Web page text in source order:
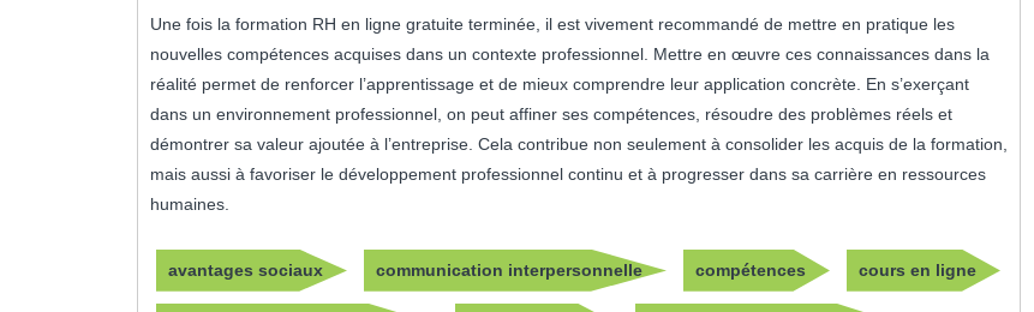
Une fois la formation RH en ligne gratuite terminée, il est vivement recommandé de mettre en pratique les
nouvelles compétences acquises dans un contexte professionnel. Mettre en œuvre ces connaissances dans la
réalité permet de renforcer l’apprentissage et de mieux comprendre leur application concrète. En s’exerçant
dans un environnement professionnel, on peut affiner ses compétences, résoudre des problèmes réels et
démontrer sa valeur ajoutée à l’entreprise. Cela contribue non seulement à consolider les acquis de la formation,
mais aussi à favoriser le développement professionnel continu et à progresser dans sa carrière en ressources
humaines.
avantages sociaux communication interpersonnelle compétences cours en ligne